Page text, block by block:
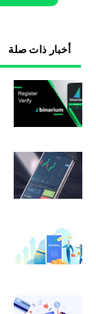
أخبار ذات صلة